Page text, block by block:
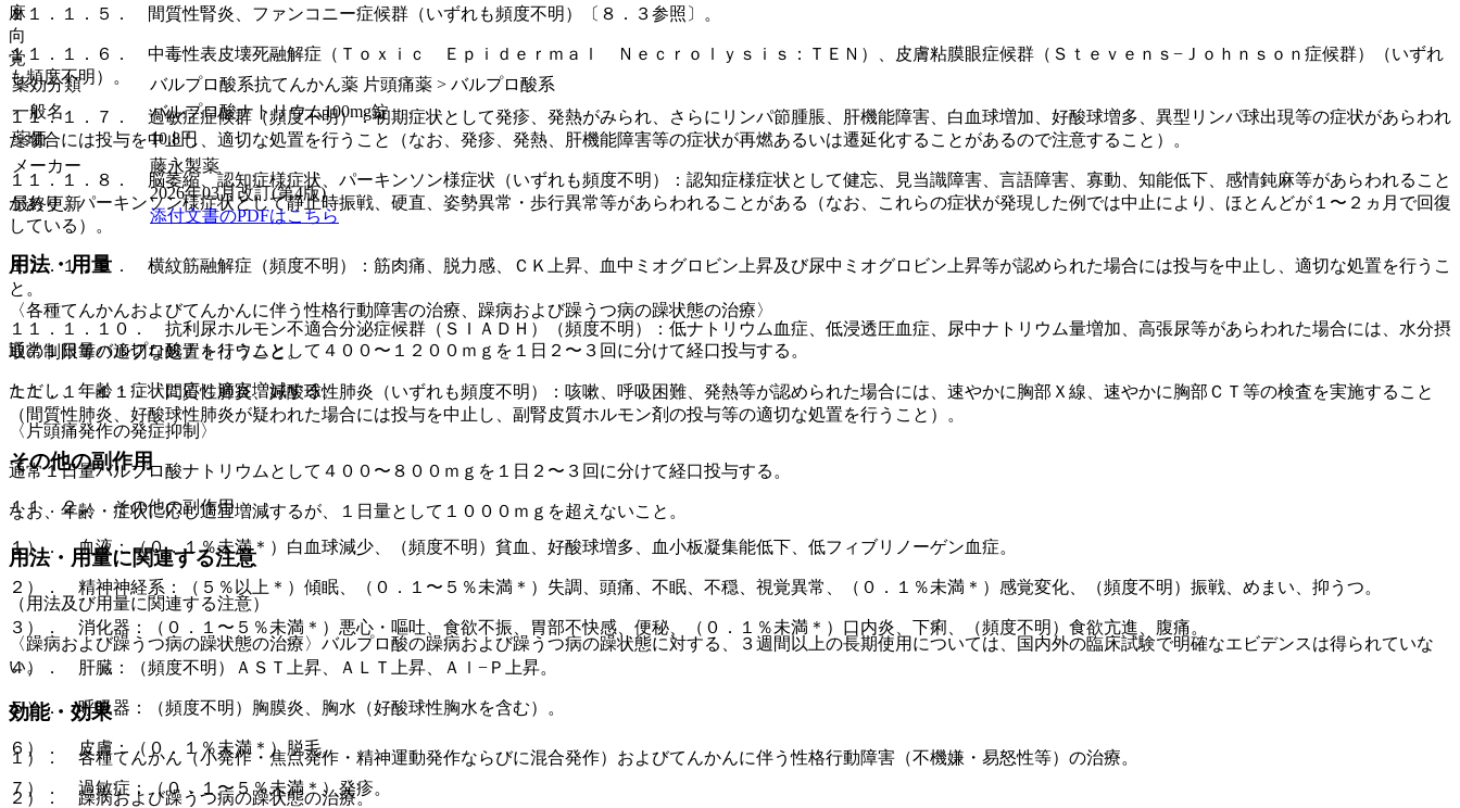
１１．１．５． 間質性腎炎、ファンコニー症候群（いずれも頻度不明）〔８．３参照〕。
１１．１．６． 中毒性表皮壊死融解症（Ｔｏｘｉｃ Ｅｐｉｄｅｒｍａｌ Ｎｅｃｒｏｌｙｓｉｓ：ＴＥＮ）、皮膚粘膜眼症候群（Ｓｔｅｖｅｎｓ−Ｊｏｈｎｓｏｎ症候群）（いずれ
も頻度不明）。
１１．１．７． 過敏症症候群（頻度不明）：初期症状として発疹、発熱がみられ、さらにリンパ節腫脹、肝機能障害、白血球増加、好酸球増多、異型リンパ球出現等の症状があらわれ
た場合には投与を中止し、適切な処置を行うこと（なお、発疹、発熱、肝機能障害等の症状が再燃あるいは遷延化することがあるので注意すること）。
１１．１．８． 脳萎縮、認知症様症状、パーキンソン様症状（いずれも頻度不明）：認知症様症状として健忘、見当識障害、言語障害、寡動、知能低下、感情鈍麻等があらわれること
があり、パーキンソン様症状として静止時振戦、硬直、姿勢異常・歩行異常等があらわれることがある（なお、これらの症状が発現した例では中止により、ほとんどが１〜２ヵ月で回復
している）。
１１．１．９． 横紋筋融解症（頻度不明）：筋肉痛、脱力感、ＣＫ上昇、血中ミオグロビン上昇及び尿中ミオグロビン上昇等が認められた場合には投与を中止し、適切な処置を行うこ
と。
１１．１．１０． 抗利尿ホルモン不適合分泌症候群（ＳＩＡＤＨ）（頻度不明）：低ナトリウム血症、低浸透圧血症、尿中ナトリウム量増加、高張尿等があらわれた場合には、水分摂
取の制限等の適切な処置を行うこと。
１１．１．１１． 間質性肺炎、好酸球性肺炎（いずれも頻度不明）：咳嗽、呼吸困難、発熱等が認められた場合には、速やかに胸部Ｘ線、速やかに胸部ＣＴ等の検査を実施すること
（間質性肺炎、好酸球性肺炎が疑われた場合には投与を中止し、副腎皮質ホルモン剤の投与等の適切な処置を行うこと）。
その他の副作用
１１．２． その他の副作用
１）． 血液：（０．１％未満＊）白血球減少、（頻度不明）貧血、好酸球増多、血小板凝集能低下、低フィブリノーゲン血症。
２）． 精神神経系：（５％以上＊）傾眠、（０．１〜５％未満＊）失調、頭痛、不眠、不穏、視覚異常、（０．１％未満＊）感覚変化、（頻度不明）振戦、めまい、抑うつ。
３）． 消化器：（０．１〜５％未満＊）悪心・嘔吐、食欲不振、胃部不快感、便秘、（０．１％未満＊）口内炎、下痢、（頻度不明）食欲亢進、腹痛。
４）． 肝臓：（頻度不明）ＡＳＴ上昇、ＡＬＴ上昇、Ａｌ−Ｐ上昇。
５）． 呼吸器：（頻度不明）胸膜炎、胸水（好酸球性胸水を含む）。
６）． 皮膚：（０．１％未満＊）脱毛。
７）． 過敏症：（０．１〜５％未満＊）発疹。
麻
向
覚
薬効分類
バルプロ酸系抗てんかん薬 片頭痛薬 > バルプロ酸系
一般名
バルプロ酸ナトリウム100mg錠
薬価
10.8円
メーカー
藤永製薬
最終更新
2026年03月改訂(第4版)
添付文書のPDFはこちら
用法・用量
〈各種てんかんおよびてんかんに伴う性格行動障害の治療、躁病および躁うつ病の躁状態の治療〉
通常１日量バルプロ酸ナトリウムとして４００〜１２００ｍｇを１日２〜３回に分けて経口投与する。
ただし、年齢・症状に応じ適宜増減する。
〈片頭痛発作の発症抑制〉
通常１日量バルプロ酸ナトリウムとして４００〜８００ｍｇを１日２〜３回に分けて経口投与する。
なお、年齢・症状に応じ適宜増減するが、１日量として１０００ｍｇを超えないこと。
用法・用量に関連する注意
（用法及び用量に関連する注意）
〈躁病および躁うつ病の躁状態の治療〉バルプロ酸の躁病および躁うつ病の躁状態に対する、３週間以上の長期使用については、国内外の臨床試験で明確なエビデンスは得られていな
い。
効能・効果
１）． 各種てんかん（小発作・焦点発作・精神運動発作ならびに混合発作）およびてんかんに伴う性格行動障害（不機嫌・易怒性等）の治療。
２）． 躁病および躁うつ病の躁状態の治療。